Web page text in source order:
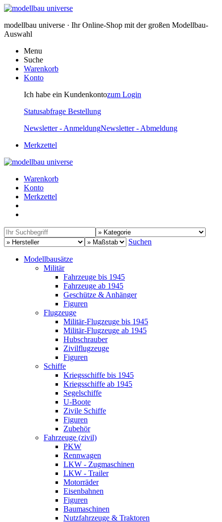
modellbau universe · Ihr Online-Shop mit der großen Modellbau-
Auswahl
Menu
Suche
Warenkorb
Konto
Ich habe ein Kundenkontozum Login
Statusabfrage Bestellung
Newsletter - AnmeldungNewsletter - Abmeldung
Merkzettel
Warenkorb
Konto
Merkzettel
Suchen
Modellbausätze
Militär
Fahrzeuge bis 1945
Fahrzeuge ab 1945
Geschütze & Anhänger
Figuren
Flugzeuge
Militär-Flugzeuge bis 1945
Militär-Flugzeuge ab 1945
Hubschrauber
Zivilflugzeuge
Figuren
Schiffe
Kriegsschiffe bis 1945
Kriegsschiffe ab 1945
Segelschiffe
U-Boote
Zivile Schiffe
Figuren
Zubehör
Fahrzeuge (zivil)
PKW
Rennwagen
LKW - Zugmaschinen
LKW - Trailer
Motorräder
Eisenbahnen
Figuren
Baumaschinen
Nutzfahrzeuge & Traktoren